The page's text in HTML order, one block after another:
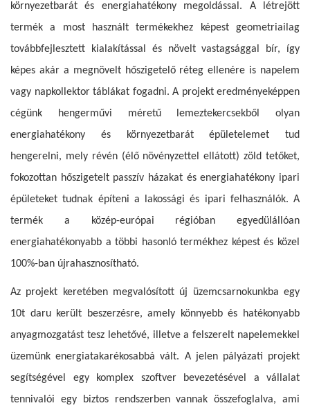
környezetbarát és energiahatékony megoldással. A létrejött
termék a most használt termékekhez képest geometriailag
továbbfejlesztett kialakítással és növelt vastagsággal bír, így
képes akár a megnövelt hőszigetelő réteg ellenére is napelem
vagy napkollektor táblákat fogadni. A projekt eredményeképpen
cégünk hengerművi méretű lemeztekercsekből olyan
energiahatékony és környezetbarát épületelemet tud
hengerelni, mely révén (élő növényzettel ellátott) zöld tetőket,
fokozottan hőszigetelt passzív házakat és energiahatékony ipari
épületeket tudnak építeni a lakossági és ipari felhasználók. A
termék a közép-európai régióban egyedülállóan
energiahatékonyabb a többi hasonló termékhez képest és közel
100%-ban újrahasznosítható.
Az projekt keretében megvalósított új üzemcsarnokunkba egy
10t daru került beszerzésre, amely könnyebb és hatékonyabb
anyagmozgatást tesz lehetővé, illetve a felszerelt napelemekkel
üzemünk energiatakarékosabbá vált. A jelen pályázati projekt
segítségével egy komplex szoftver bevezetésével a vállalat
tennivalói egy biztos rendszerben vannak összefoglalva, ami